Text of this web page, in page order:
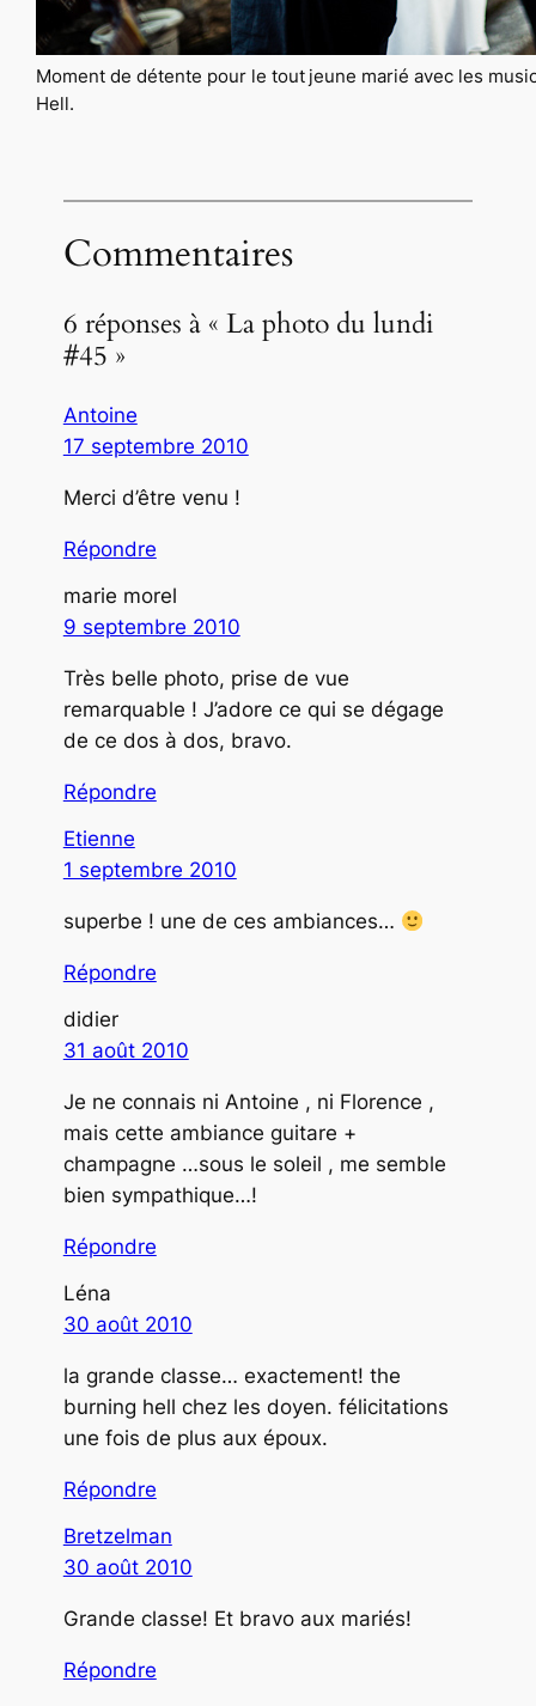
Moment de détente pour le tout jeune marié avec les
Hell.
Commentaires
6 réponses à « La photo du lundi
#45 »
Antoine
17 septembre 2010
Merci d’être venu !
Répondre
marie morel
9 septembre 2010
Très belle photo, prise de vue
remarquable ! J’adore ce qui se dégage
de ce dos à dos, bravo.
Répondre
Etienne
1 septembre 2010
superbe ! une de ces ambiances…
Répondre
didier
31 août 2010
Je ne connais ni Antoine , ni Florence ,
mais cette ambiance guitare +
champagne …sous le soleil , me semble
bien sympathique…!
Répondre
Léna
30 août 2010
la grande classe… exactement! the
burning hell chez les doyen. félicitations
une fois de plus aux époux.
Répondre
Bretzelman
30 août 2010
Grande classe! Et bravo aux mariés!
Répondre